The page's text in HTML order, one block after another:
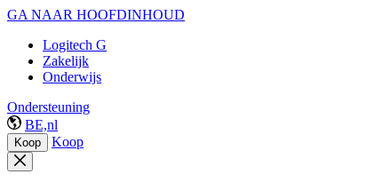
GA NAAR HOOFDINHOUD
Logitech G
Zakelijk
Onderwijs
Ondersteuning
BE,nl
Koop Koop